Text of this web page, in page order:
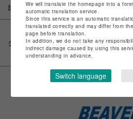
注意事項
シェアする
We will translate the homepage into a
automatic translation service.
Since this service is an automatic
translated correctly and may differ from
page before translation.
In addition, we do not take any
indirect damage caused by using this
understanding in advance.
Switch language